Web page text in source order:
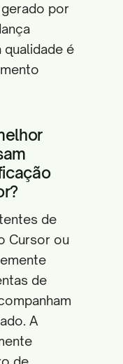
por
qualidade é
de
Cursor ou
de
A